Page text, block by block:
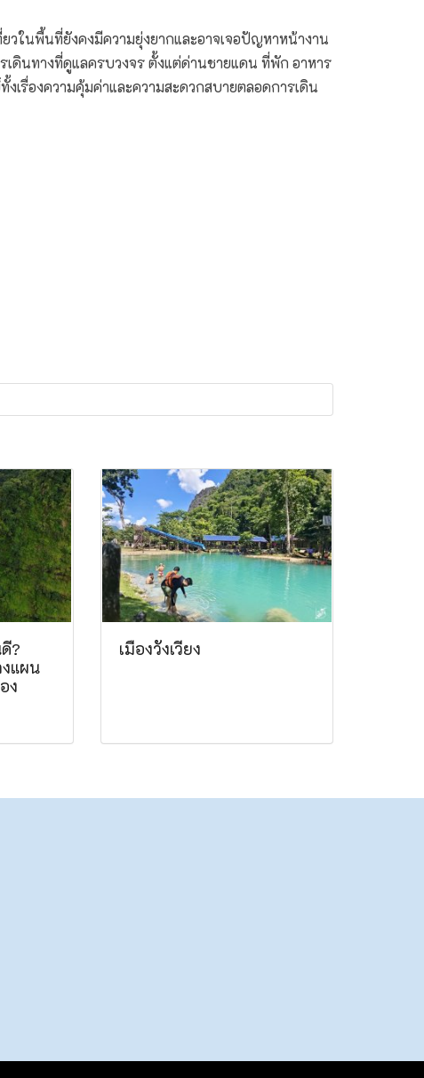
ยวในพื้นที่ยังคงมีความยุ่งยากและอาจเจอปัญหาหน้างาน
ดินทางที่ดูแลครบวงจร ตั้งแต่ด่านชายแดน ที่พัก อาหาร
งเรื่องความคุ้มค่าและความสะดวกสบายตลอดการเดิน
?
แผน
ง
เมืองวังเวียง